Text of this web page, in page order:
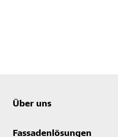
Über uns
Fassadenlösungen